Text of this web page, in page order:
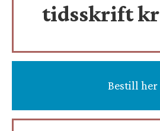
tidsskrift
Bestill her